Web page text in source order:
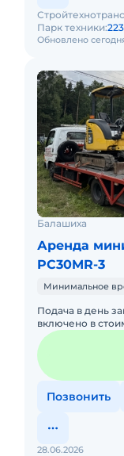
Обновлено
Стройтехнотранс
Парк техники:
Балашиха
Аренда
PC30MR-3
Минимальное
Подача в день
включено в
Позвонить
28.06.2026